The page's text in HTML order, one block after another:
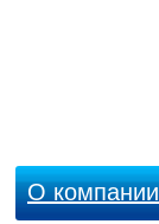
О компании